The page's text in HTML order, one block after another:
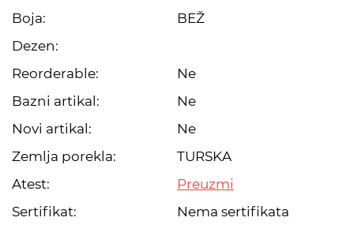
Boja:
BEŽ
Dezen:
Reorderable:
Ne
Bazni artikal:
Ne
Novi artikal:
Ne
Zemlja porekla:
TURSKA
Atest:
Preuzmi
Sertifikat:
Nema sertifikata